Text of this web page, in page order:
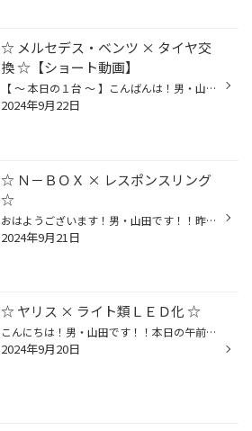
☆ メルセデス・ベンツ × タイヤ交
換 ☆【ショート動画】
【 ～ 本日の１台 ～ 】こんばんは！男・山田です！！本日は…☆☆【 Mercedes-Benz C200 】の！タイヤ交換をさせて頂きました♪♪ 今回はｯ！！メルセデス・ベンツ メーカー承認タイヤ☆《 TURANZA T005 》にて！ご交換させて頂きました！！(*ﾉ>ᴗ<)『 このサイドの傷… 危ないよね？ 』損傷箇所が気になる...
2024年9月22日
☆ Ｎ－ＢＯＸ × レスポンスリング
☆
おはようございます！男・山田です！！昨日は、HONDA N-BOX に！ジェイ・ロードさんの人気商品☆☆【 シエクル レスポンスリング 】をお取付けさせていただきましたー♪♪(^^)/ ◼️レスポンスリングとは… エアクリーナーのエンジン側に 特殊形状のリングを取付け、 『 適切な絞り 』を設ける事で 吸入...
2024年9月21日
☆ ヤリス × ライト類ＬＥＤ化 ☆
こんにちは！男・山田です！！本日の午前中は！TOYOTA ヤリスの～☆☆【 ランプ類ＬＥＤ化 】をさせていただきましたー♪♪(^^)/ 今回は…☆☆◼️ヘッドライト◼️ポジションランプ◼️フロント・リアウインカー◼️ライセンスランプ上記各ランプのＬＥＤ化となります！ ヘッドライト・ポジションランプ、ライセン...
2024年9月20日